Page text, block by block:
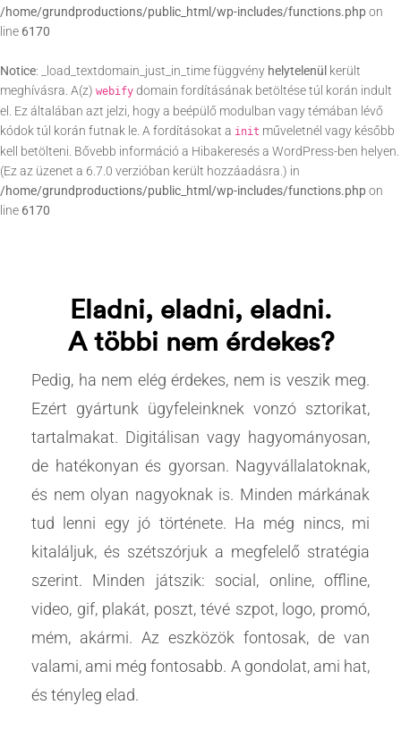
/home/grundproductions/public_html/wp-includes/functions.phpon
line 6170
Notice: _load_textdomain_just_in_time függvény helytelenül került
meghívásra. A(z) webify domain fordításának betöltése túl korán indult
el. Ez általában azt jelzi, hogy a beépülő modulban vagy témában lévő
kódok túl korán futnak le. A fordításokat a init műveletnél vagy később
kell betölteni. Bővebb információ a Hibakeresés a WordPress-ben helyen.
(Ez az üzenet a 6.7.0 verzióban került hozzáadásra.) in
/home/grundproductions/public_html/wp-includes/functions.phpon
line 6170
Eladni, eladni, eladni.
A többi nem érdekes?
Pedig, ha nem elég érdekes, nem is veszik meg.
Ezért gyártunk ügyfeleinknek vonzó sztorikat,
tartalmakat. Digitálisan vagy hagyományosan,
de hatékonyan és gyorsan. Nagyvállalatoknak,
és nem olyan nagyoknak is. Minden márkának
tud lenni egy jó története. Ha még nincs, mi
kitaláljuk, és szétszórjuk a megfelelő stratégia
szerint. Minden játszik: social, online, offline,
video, gif, plakát, poszt, tévé szpot, logo, promó,
mém, akármi. Az eszközök fontosak, de van
valami, ami még fontosabb. A gondolat, ami hat,
és tényleg elad.